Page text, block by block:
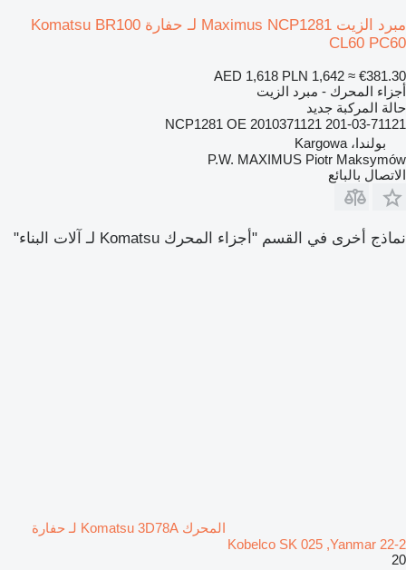
مبرد الزيت Maximus NCP1281 لـ حفارة Komatsu BR100
CL60 PC60
AED 1,618 PLN 1,642 ≈ €381.30
أجزاء المحرك - مبرد الزيت
حالة المركبة جديد
NCP1281 OE 2010371121 201-03-71121
بولندا، Kargowa
P.W. MAXIMUS Piotr Maksymów
الاتصال بالبائع
نماذج أخرى في القسم "أجزاء المحرك Komatsu لـ آلات البناء"
المحرك Komatsu 3D78A لـ حفارة
Kobelco SK 025 ,Yanmar 22-2
20